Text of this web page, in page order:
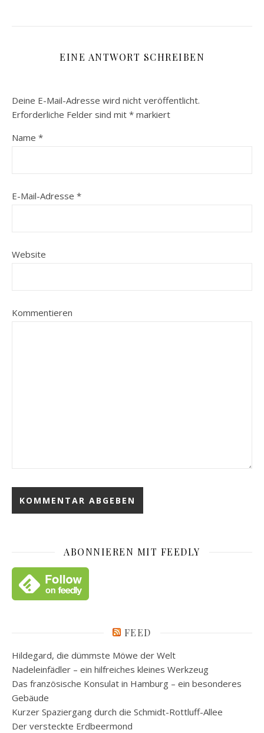
EINE ANTWORT SCHREIBEN
Deine E-Mail-Adresse wird nicht veröffentlicht.
Erforderliche Felder sind mit * markiert
Name *
E-Mail-Adresse *
Website
Kommentieren
ABONNIEREN MIT FEEDLY
FEED
Hildegard, die dümmste Möwe der Welt
Nadeleinfädler – ein hilfreiches kleines Werkzeug
Das französische Konsulat in Hamburg – ein besonderes
Gebäude
Kurzer Spaziergang durch die Schmidt-Rottluff-Allee
Der versteckte Erdbeermond